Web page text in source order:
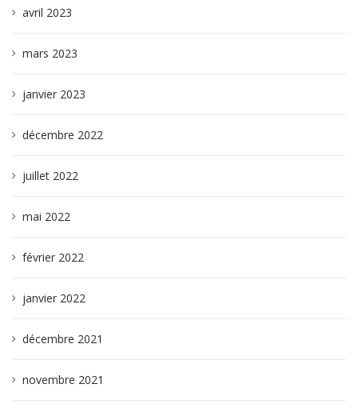
avril 2023
mars 2023
janvier 2023
décembre 2022
juillet 2022
mai 2022
février 2022
janvier 2022
décembre 2021
novembre 2021